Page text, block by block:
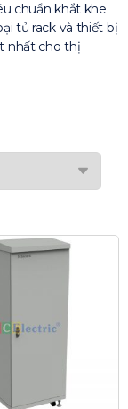
chuẩn khắt khe
tủ rack và thiết bị
nhất cho thị